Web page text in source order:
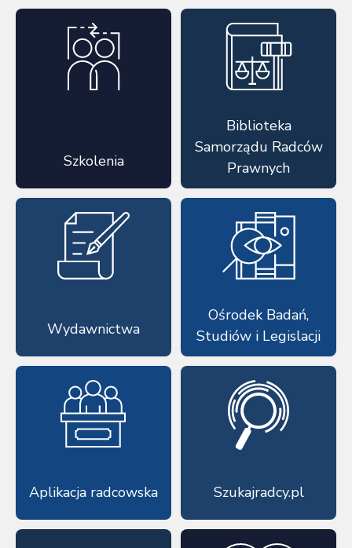
Szkolenia
Biblioteka
Samorządu Radców
Prawnych
Wydawnictwa
Ośrodek Badań,
Studiów i Legislacji
Aplikacja radcowska Szukajradcy.pl